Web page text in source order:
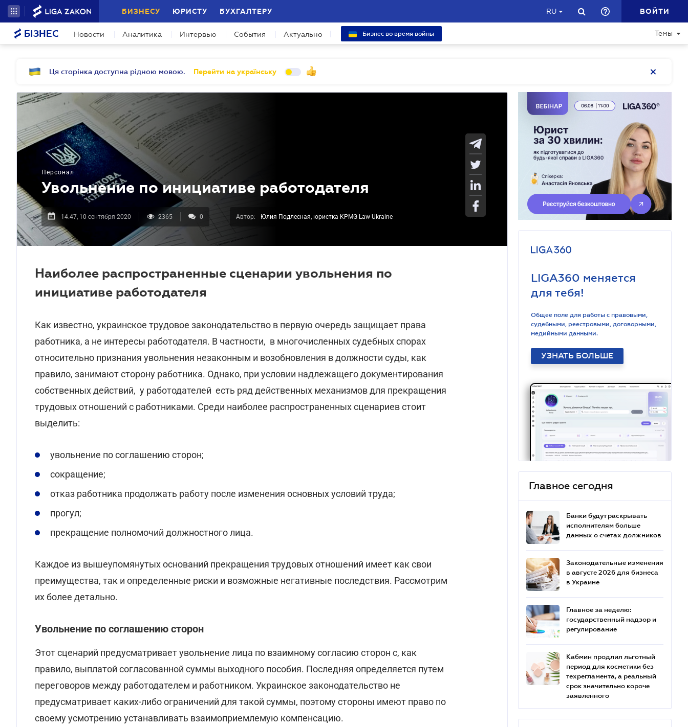
БИЗНЕСУ ЮРИСТУ БУХГАЛТЕРУ RU ВОЙТИ
БІЗНЕС Новости Аналитика Интервью События Актуально Бизнес во время войны Темы
Ця сторінка доступна рідною мовою. Перейти на українську
Персонал
Увольнение по инициативе работодателя
14.47, 10 сентября 2020 2365 0 Автор: Юлия Подлесная, юристка KPMG Law Ukraine
Наиболее распространенные сценарии увольнения по
инициативе работодателя
Как известно, украинское трудовое законодательство в первую очередь защищает права
работника, а не интересы работодателя. В частности, в многочисленных судебных спорах
относительно признания увольнения незаконным и возобновления в должности суды, как
правило, занимают сторону работника. Однако, при условии надлежащего документирования
собственных действий, у работодателей есть ряд действенных механизмов для прекращения
трудовых отношений с работниками. Среди наиболее распространенных сценариев стоит
выделить:
увольнение по соглашению сторон;
сокращение;
отказ работника продолжать работу после изменения основных условий труда;
прогул;
прекращение полномочий должностного лица.
Каждое из вышеупомянутых оснований прекращения трудовых отношений имеет как свои
преимущества, так и определенные риски и возможные негативные последствия. Рассмотрим
их более детально.
Увольнение по соглашению сторон
Этот сценарий предусматривает увольнение лица по взаимному согласию сторон с, как
правило, выплатой согласованной суммы выходного пособия. Последняя определяется путем
переговоров между работодателем и работником. Украинское законодательство не
предусматривает каких-либо ограничений для такой суммы, поэтому стороны имеют право по
своему усмотрению устанавливать взаимоприемлемую компенсацию.
LIGA360 меняется
для тебя!
Общее поле для работы с правовыми,
судебными, реестровыми, договорными,
медийными данными.
УЗНАТЬ БОЛЬШЕ
Главное сегодня
Банки будут раскрывать
исполнителям больше
данных о счетах должников
Законодательные изменения
в августе 2026 для бизнеса
в Украине
Главное за неделю:
государственный надзор и
регулирование
Кабмин продлил льготный
период для косметики без
техрегламента, а реальный
срок значительно короче
заявленного